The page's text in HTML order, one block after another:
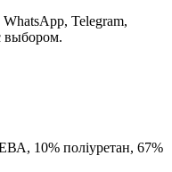
Telegram,
выбором.
10% поліуретан, 67%